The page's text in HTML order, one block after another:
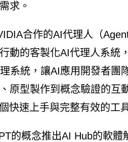
求。
合作的AI代理人（
動的客製化AI代理人系統
系統，讓AI應用開發者團
原型製作到概念驗證的互
快速上手與完整有效的工
的概念推出AI Hub的軟